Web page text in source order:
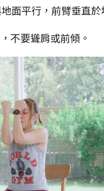
面平行，前臂垂直
不要聳肩或前傾。